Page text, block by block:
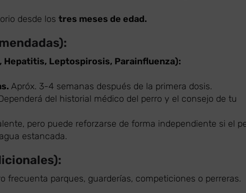
desde los tres meses de edad.
Leptospirosis, Parainfluenza):
Apróx. 3-4 semanas después de la primera dosis.
del historial médico del perro y el consejo de tu
pero puede reforzarse de forma independiente si el
estancada.
frecuenta parques, guarderías, competiciones o perreras.